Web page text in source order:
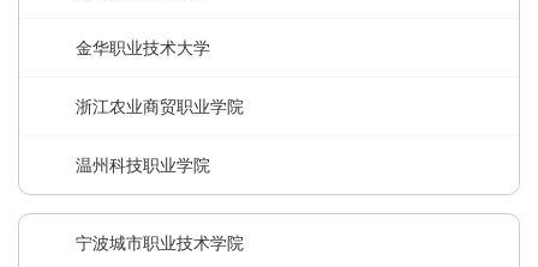
金华职业技术大学
浙江农业商贸职业学院
温州科技职业学院
宁波城市职业技术学院